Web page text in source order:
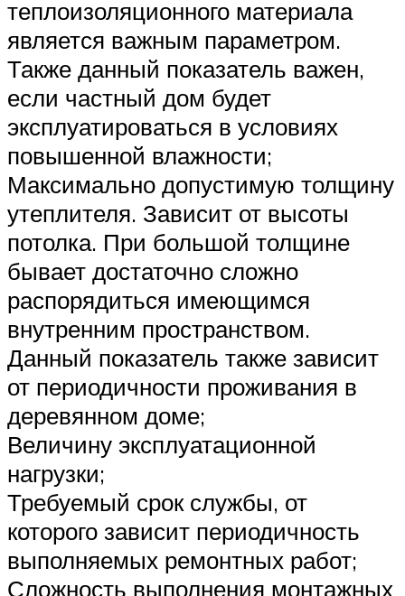
теплоизоляционного материала
является важным параметром.
Также данный показатель важен,
если частный дом будет
эксплуатироваться в условиях
повышенной влажности;
Максимально допустимую толщину
утеплителя. Зависит от высоты
потолка. При большой толщине
бывает достаточно сложно
распорядиться имеющимся
внутренним пространством.
Данный показатель также зависит
от периодичности проживания в
деревянном доме;
Величину эксплуатационной
нагрузки;
Требуемый срок службы, от
которого зависит периодичность
выполняемых ремонтных работ;
Сложность выполнения монтажных